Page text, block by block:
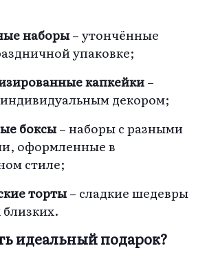
наборы– утончённые
упаковке;
капкейки–
декором;
боксы– наборы с разными
оформленные в
стиле;
торты– сладкие шедевры
идеальный подарок?